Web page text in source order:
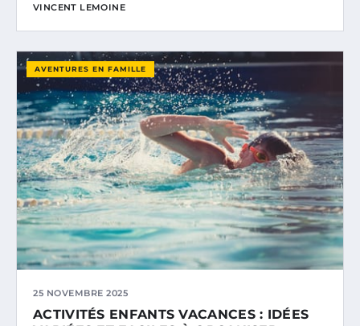
VINCENT LEMOINE
AVENTURES EN FAMILLE
25 NOVEMBRE 2025
ACTIVITÉS ENFANTS VACANCES : IDÉES